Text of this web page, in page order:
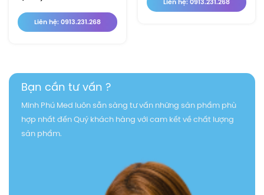
Liên hệ: 0913.231.268
Liên hệ: 0913.231.268
Bạn cần tư vấn ?
Minh Phú Med luôn sẵn sàng tư vấn những sản phẩm phù
hợp nhất đến Quý khách hàng với cam kết về chất lượng
sản phẩm.